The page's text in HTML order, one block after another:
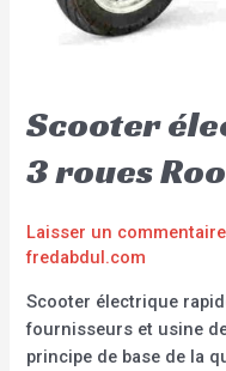
Scooter
3 roues
Laisser un commentaire
fredabdul.com
Scooter électrique
fournisseurs et usine
principe de base de la